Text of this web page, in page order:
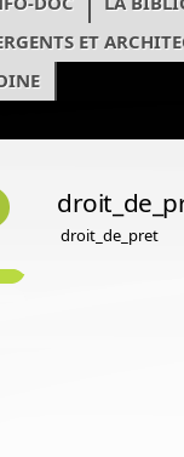
ET
droit_de_pret